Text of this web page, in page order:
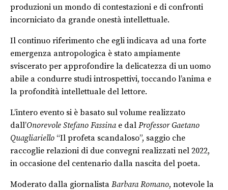
produzioni un mondo di contestazioni e di confronti
incorniciato da grande onestà intellettuale.
Il continuo riferimento che egli indicava ad una forte
emergenza antropologica è stato ampiamente
sviscerato per approfondire la delicatezza di un uomo
abile a condurre studi introspettivi, toccando l’anima e
la profondità intellettuale del lettore.
L’intero evento si è basato sul volume realizzato
dall’Onorevole Stefano Fassina e dal Professor Gaetano
Quagliariello “Il profeta scandaloso”, saggio che
raccoglie relazioni di due convegni realizzati nel 2022,
in occasione del centenario dalla nascita del poeta.
Moderato dalla giornalista Barbara Romano, notevole la